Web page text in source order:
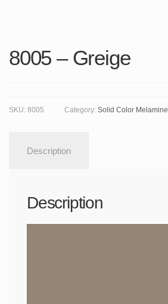
8005 – Greige
SKU: 8005 Category: Solid Color Melamine
Description
Description